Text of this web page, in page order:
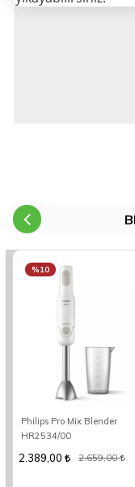
Philips Pro Mix Blender
HR2534/00
%10
2.389,00 2.659,00